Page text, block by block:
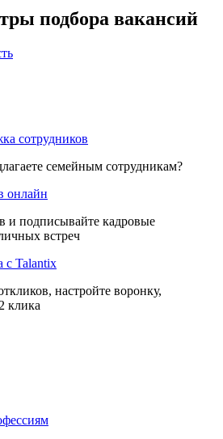
подбора вакансий
сотрудников
семейным сотрудникам?
онлайн
и подписывайте кадровые
встреч
с Talantix
настройте воронку,
клика